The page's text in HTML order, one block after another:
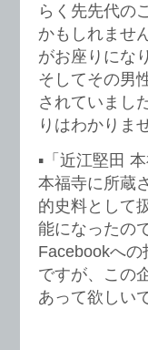
らく先先代の
かもしれませ
がお座りにな
そしてその男
されていまし
りはわかりま
▪️「近江堅田
本福寺に所蔵
的史料として
能になったの
Facebookへ
ですが、この
あって欲しい